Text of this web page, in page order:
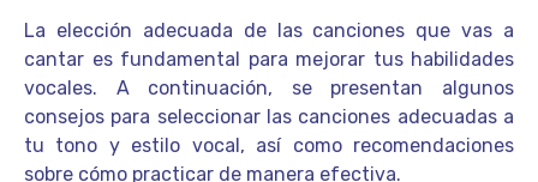
La elección adecuada de las canciones que vas a
cantar es fundamental para mejorar tus habilidades
vocales. A continuación, se presentan algunos
consejos para seleccionar las canciones adecuadas a
tu tono y estilo vocal, así como recomendaciones
sobre cómo practicar de manera efectiva.